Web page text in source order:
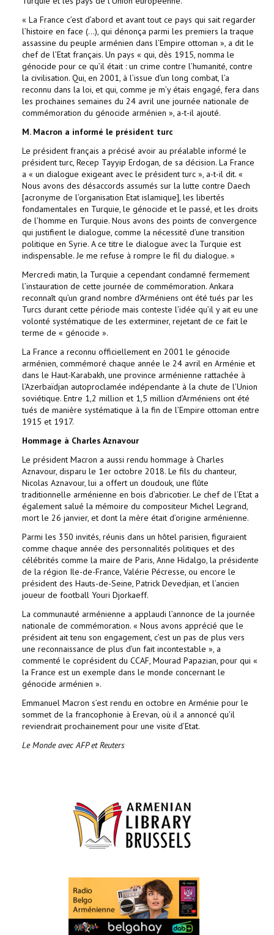
« La France c’est d’abord et avant tout ce pays qui sait regarder
l’histoire en face (…), qui dénonça parmi les premiers la traque
assassine du peuple arménien dans l’Empire ottoman », a dit le
chef de l’Etat français. Un pays « qui, dès 1915, nomma le
génocide pour ce qu’il était : un crime contre l’humanité, contre
la civilisation. Qui, en 2001, à l’issue d’un long combat, l’a
reconnu dans la loi, et qui, comme je m’y étais engagé, fera dans
les prochaines semaines du 24 avril une journée nationale de
commémoration du génocide arménien », a-t-il ajouté.
M. Macron a informé le président turc
Le président français a précisé avoir au préalable informé le
président turc, Recep Tayyip Erdogan, de sa décision. La France
a « un dialogue exigeant avec le président turc », a-t-il dit. «
Nous avons des désaccords assumés sur la lutte contre Daech
[acronyme de l’organisation Etat islamique], les libertés
fondamentales en Turquie, le génocide et le passé, et les droits
de l’homme en Turquie. Nous avons des points de convergence
qui justifient le dialogue, comme la nécessité d’une transition
politique en Syrie. A ce titre le dialogue avec la Turquie est
indispensable. Je me refuse à rompre le fil du dialogue. »
Mercredi matin, la Turquie a cependant condamné fermement
l’instauration de cette journée de commémoration. Ankara
reconnaît qu’un grand nombre d’Arméniens ont été tués par les
Turcs durant cette période mais conteste l’idée qu’il y ait eu une
volonté systématique de les exterminer, rejetant de ce fait le
terme de « génocide ».
La France a reconnu officiellement en 2001 le génocide
arménien, commémoré chaque année le 24 avril en Arménie et
dans le Haut-Karabakh, une province arménienne rattachée à
l’Azerbaïdjan autoproclamée indépendante à la chute de l’Union
soviétique. Entre 1,2 million et 1,5 million d’Arméniens ont été
tués de manière systématique à la fin de l’Empire ottoman entre
1915 et 1917.
Hommage à Charles Aznavour
Le président Macron a aussi rendu hommage à Charles
Aznavour, disparu le 1er octobre 2018. Le fils du chanteur,
Nicolas Aznavour, lui a offert un doudouk, une flûte
traditionnelle arménienne en bois d’abricotier. Le chef de l’Etat a
également salué la mémoire du compositeur Michel Legrand,
mort le 26 janvier, et dont la mère était d’origine arménienne.
Parmi les 350 invités, réunis dans un hôtel parisien, figuraient
comme chaque année des personnalités politiques et des
célébrités comme la maire de Paris, Anne Hidalgo, la présidente
de la région Ile-de-France, Valérie Pécresse, ou encore le
président des Hauts-de-Seine, Patrick Devedjian, et l’ancien
joueur de football Youri Djorkaeff.
La communauté arménienne a applaudi l’annonce de la journée
nationale de commémoration. « Nous avons apprécié que le
président ait tenu son engagement, c’est un pas de plus vers
une reconnaissance de plus d’un fait incontestable », a
commenté le coprésident du CCAF, Mourad Papazian, pour qui «
la France est un exemple dans le monde concernant le
génocide arménien ».
Emmanuel Macron s’est rendu en octobre en Arménie pour le
sommet de la francophonie à Erevan, où il a annoncé qu’il
reviendrait prochainement pour une visite d’Etat.
Le Monde avec AFP et Reuters